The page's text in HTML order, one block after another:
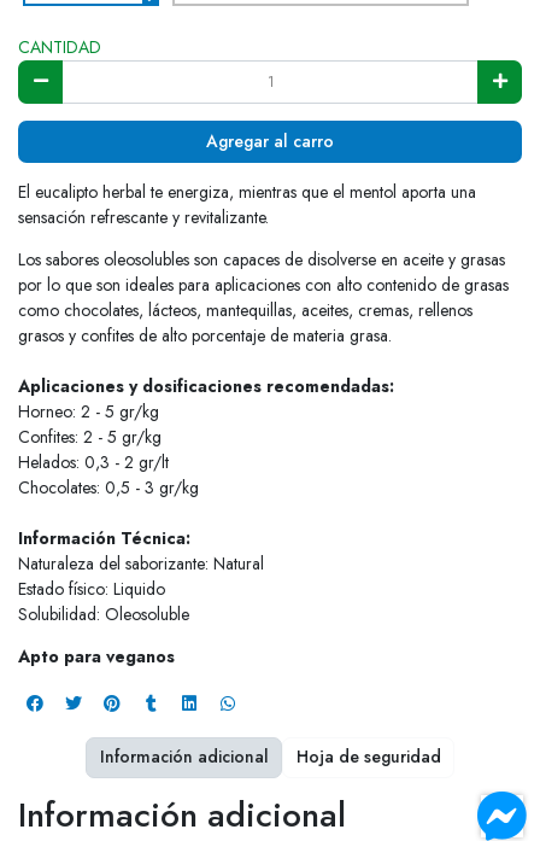
CANTIDAD
Agregar al carro
El eucalipto herbal te energiza, mientras que el mentol aporta una
sensación refrescante y revitalizante.
Los sabores oleosolubles son capaces de disolverse en aceite y grasas
por lo que son ideales para aplicaciones con alto contenido de grasas
como chocolates, lácteos, mantequillas, aceites, cremas, rellenos
grasos y confites de alto porcentaje de materia grasa.
Aplicaciones y dosificaciones recomendadas:
Horneo: 2 - 5 gr/kg
Confites: 2 - 5 gr/kg
Helados: 0,3 - 2 gr/lt
Chocolates: 0,5 - 3 gr/kg
Información Técnica:
Naturaleza del saborizante: Natural
Estado físico: Liquido
Solubilidad: Oleosoluble
Apto para veganos
Información adicional
Información adicional Hoja de seguridad